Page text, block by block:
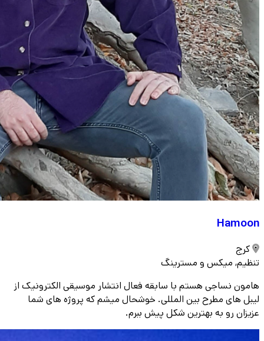
Hamoon
کرج
تنظیم, میکس و مسترینگ
هامون نساجی هستم با سابقه فعال انتشار موسیقی الکترونیک از
لیبل های مطرح بین المللی. خوشحال میشم که پروژه های شما
عزیزان رو به بهترین شکل پیش ببرم.